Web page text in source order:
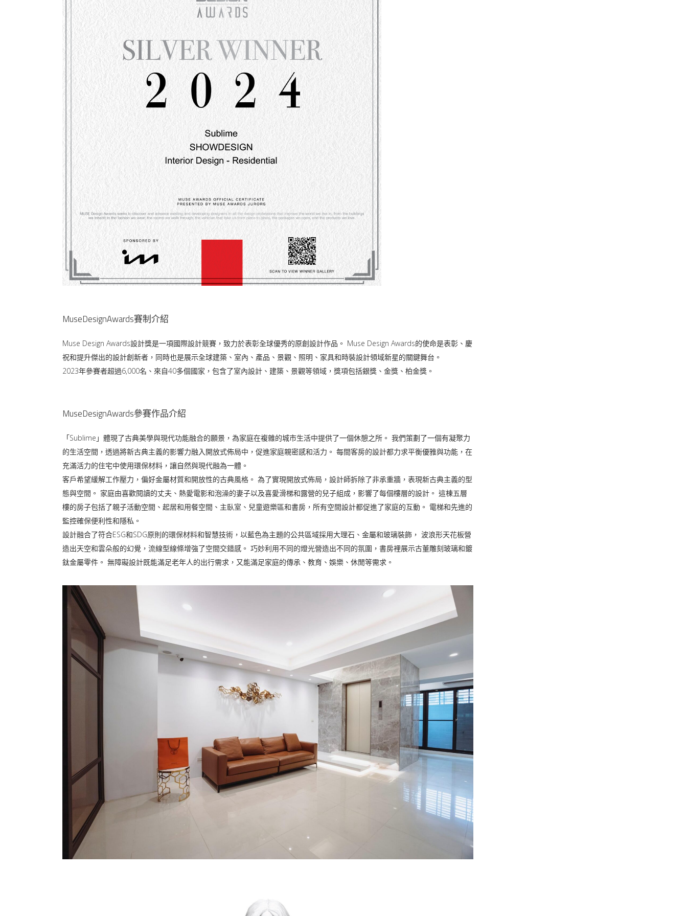
MuseDesignAwards賽制介紹
Muse Design Awards設計獎是一項國際設計競賽，致力於表彰全球優秀的原創設計作品。 Muse Design Awards的使命是表彰、慶
祝和提升傑出的設計創新者，同時也是展示全球建築、室內、產品、景觀、照明、家具和時裝設計領域新星的關鍵舞台。
2023年參賽者超過6,000名、來自40多個國家，包含了室內設計、建築、景觀等領域，獎項包括銀獎、金獎、柏金獎。
MuseDesignAwards參賽作品介紹
「Sublime」體現了古典美學與現代功能融合的願景，為家庭在複雜的城市生活中提供了一個休憩之所。 我們策劃了一個有凝聚力
的生活空間，透過將新古典主義的影響力融入開放式佈局中，促進家庭親密感和活力。 每間客房的設計都力求平衡優雅與功能，在
充滿活力的住宅中使用環保材料，讓自然與現代融為一體。
客戶希望緩解工作壓力，偏好金屬材質和開放性的古典風格。 為了實現開放式佈局，設計師拆除了非承重牆，表現新古典主義的型
態與空間。 家庭由喜歡閱讀的丈夫、熱愛電影和泡澡的妻子以及喜愛滑梯和露營的兒子組成，影響了每個樓層的設計。 這棟五層
樓的房子包括了親子活動空間、起居和用餐空間、主臥室、兒童遊樂區和書房，所有空間設計都促進了家庭的互動。 電梯和先進的
監控確保便利性和隱私。
設計融合了符合ESG和SDG原則的環保材料和智慧技術，以藍色為主題的公共區域採用大理石、金屬和玻璃裝飾， 波浪形天花板營
造出天空和雲朵般的幻覺，流線型線條增強了空間交錯感。 巧妙利用不同的燈光營造出不同的氛圍，書房裡展示古董雕刻玻璃和鍍
鈦金屬零件。 無障礙設計既能滿足老年人的出行需求，又能滿足家庭的傳承、教育、娛樂、休閒等需求。